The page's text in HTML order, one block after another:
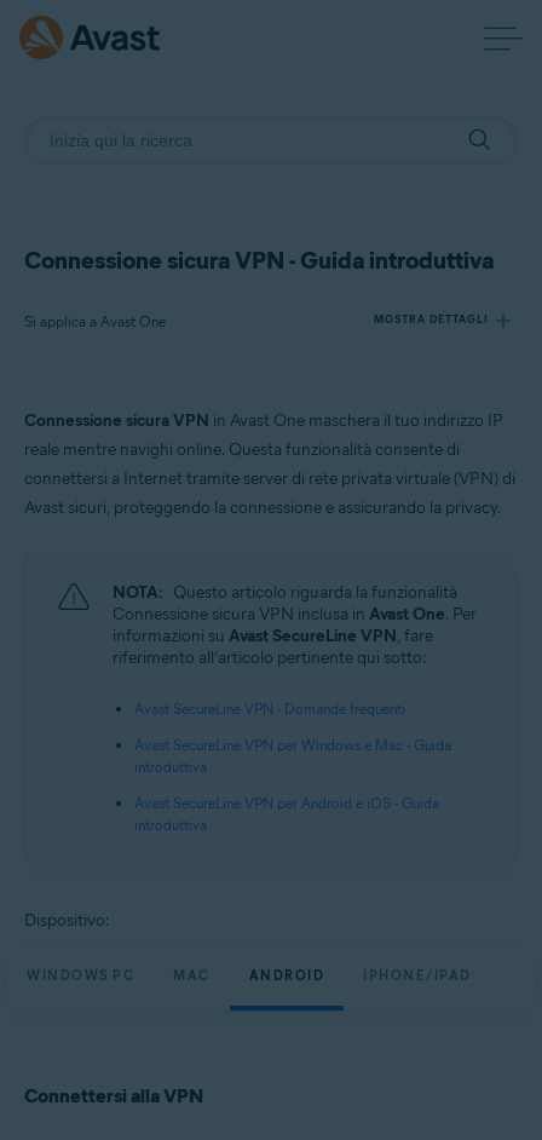
Connessione sicura VPN - Guida introduttiva
Si applica a Avast One MOSTRA DETTAGLI
Prodotti:
Avast One
Connessione sicura VPN in Avast One maschera il tuo indirizzo IP
reale mentre navighi online. Questa funzionalità consente di
connettersi a Internet tramite server di rete privata virtuale (VPN) di
Avast sicuri, proteggendo la connessione e assicurando la privacy.
NOTA: Questo articolo riguarda la funzionalità
Connessione sicura VPN inclusa in Avast One. Per
informazioni su Avast SecureLine VPN, fare
riferimento all’articolo pertinente qui sotto:
Avast SecureLine VPN - Domande frequenti
Avast SecureLine VPN per Windows e Mac - Guida
introduttiva
Avast SecureLine VPN per Android e iOS - Guida
introduttiva
Dispositivo:
WINDOWS PC MAC ANDROID IPHONE/IPAD
Connettersi alla VPN